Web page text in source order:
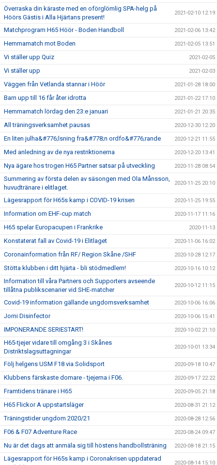
Överraska din käraste med en oförglömlig SPA-helg på
Höörs Gästis i Alla Hjärtans present!
2021-02-10 12:19
Matchprogram H65 Höör - Boden Handboll 2021-02-06 13:42
Hemmamatch mot Boden 2021-02-05 13:51
Vi ställer upp Quiz 2021-02-05
Vi ställer upp 2021-02-03
Väggen från Vetlanda stannar i Höör 2021-01-28 18:00
Barn upp till 16 får åter idrotta 2021-01-22 17:10
Hemmamatch lördag den 23:e januari 2021-01-21 20:35
All träningsverksamhet pausas 2020-12-30 12:20
En liten julha&#776;lsning fra&#778;n ordfo&#776;rande 2020-12-21 11:55
Med anledning av de nya restriktionerna 2020-12-20 13:41
Nya ägare hos trogen H65 Partner satsar på utveckling 2020-11-28 08:54
Summering av första delen av säsongen med Ola Månsson,
huvudtränare i elitlaget.
2020-11-25 20:10
Lägesrapport för H65s kamp i COVID-19 krisen 2020-11-25 19:55
Information om EHF-cup match 2020-11-17 11:16
H65 spelar Europacupen i Frankrike 2020-11-13
Konstaterat fall av Covid-19 i Elitlaget 2020-11-06 16:02
Coronainformation från RF/ Region Skåne /SHF 2020-10-28 12:17
Stötta klubben i ditt hjärta - bli stödmedlem! 2020-10-16 10:12
Information till våra Partners och Supporters avseende
tillåtna publikscenarier vid SHE-matcher
2020-10-12 11:15
Covid-19 information gällande ungdomsverksamhet 2020-10-06 16:06
Jomi Disinfector 2020-10-06 15:41
IMPONERANDE SERIESTART! 2020-10-02 21:10
H65-tjejer vidare till omgång 3 i Skånes
Distriktslagsuttagningar
2020-10-01 13:34
Följ helgens USM F18 via Solidsport 2020-09-18 10:47
Klubbens färskaste domare - tjejerna i F06. 2020-09-17 22:22
Framtidens tränare i H65 2020-09-05 21:18
H65 Flickor A uppstartsläger 2020-08-31 21:12
Träningstider ungdom 2020/21 2020-08-28 12:56
F06 & F07 Adventure Race 2020-08-24 09:47
Nu är det dags att anmäla sig till höstens handbollsträning 2020-08-18 21:15
Lägesrapport för H65s kamp i Coronakrisen uppdaterad
2020-08-14 15:10